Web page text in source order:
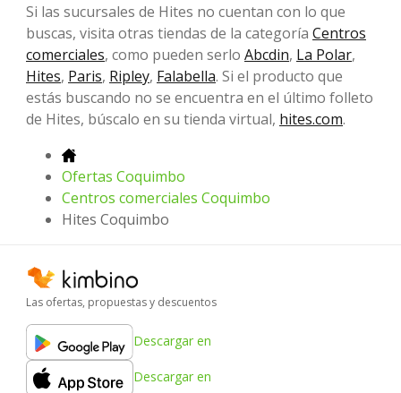
Si las sucursales de Hites no cuentan con lo que
buscas, visita otras tiendas de la categoría Centros
comerciales, como pueden serlo Abcdin, La Polar,
Hites, Paris, Ripley, Falabella. Si el producto que
estás buscando no se encuentra en el último folleto
de Hites, búscalo en su tienda virtual, hites.com.
Ofertas Coquimbo
Centros comerciales Coquimbo
Hites Coquimbo
Las ofertas, propuestas y descuentos
Descargar en
Descargar en